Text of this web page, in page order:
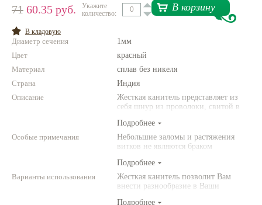
Нетемнеющая фурнитура
Всё для вышивки
Проволока
Натуральные камни
Фотофорум
71 60.35 руб.
Укажите
количество:
В корзину
В кладовую
Диаметр сечения
1мм
Цвет
красный
Материал
сплав без никеля
Страна
Индия
Описание
Жесткая канитель представляет из
себя шнур из проволоки, свитой в
хорошо держит форму. В упаковке
один-два отрезка длиной 1м. Вес -
около 3,4 грамм.
Подробнее
Особые примечания
Небольшие заломы и растяжения
витков не являются браком
Подробнее
Варианты использования
Жесткая канитель позволит Вам
внести разнообразие в Ваши
Подробнее